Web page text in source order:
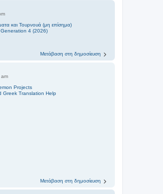
και Τουρνουά (μη επίσημα)
4 (2026)
Μετάβαση στη δημοσίευση
Projects
Greek Translation Help
Μετάβαση στη δημοσίευση